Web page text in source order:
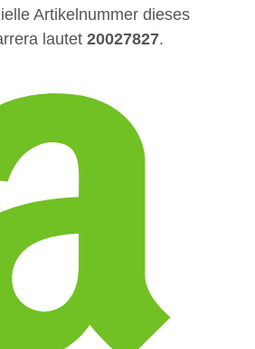
Artikelnummer dieses
lautet 20027827.